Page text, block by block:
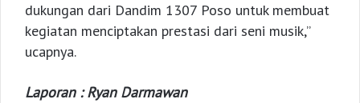
dukungan dari Dandim 1307 Poso untuk membuat
kegiatan menciptakan prestasi dari seni musik,”
ucapnya.
Laporan : Ryan Darmawan